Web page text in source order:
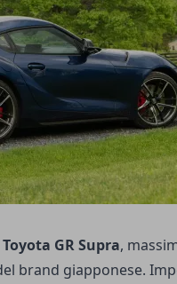
Toyota GR Supra,
brand giapponese.